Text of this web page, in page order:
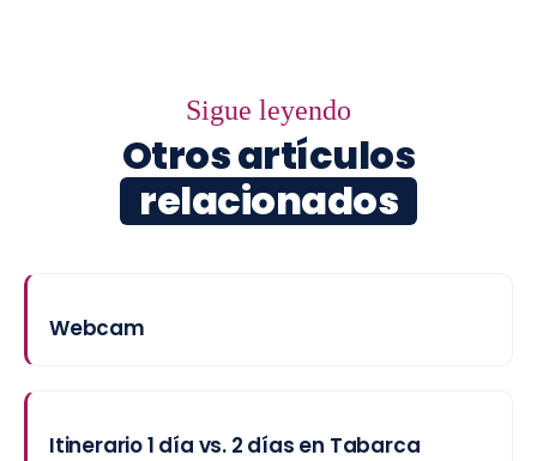
Sigue leyendo
Otros artículos
relacionados
Webcam
Itinerario 1 día vs. 2 días en Tabarca